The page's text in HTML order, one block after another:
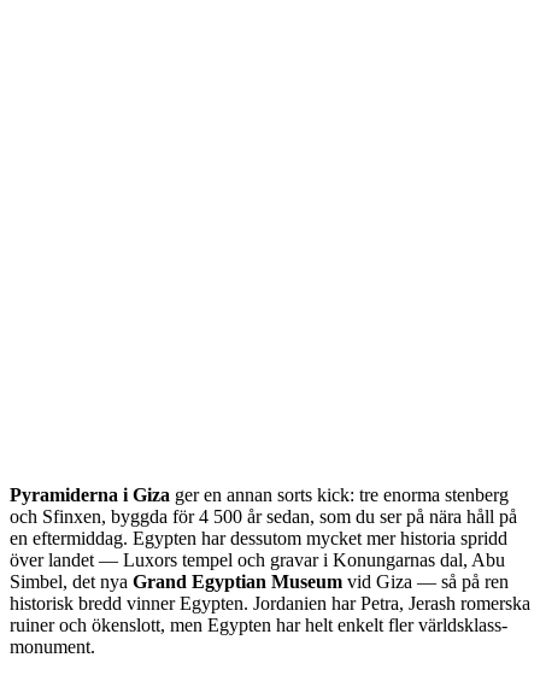
Pyramiderna i Giza ger en annan sorts kick: tre enorma stenberg
och Sfinxen, byggda för 4 500 år sedan, som du ser på nära håll på
en eftermiddag. Egypten har dessutom mycket mer historia spridd
över landet — Luxors tempel och gravar i Konungarnas dal, Abu
Simbel, det nya Grand Egyptian Museum vid Giza — så på ren
historisk bredd vinner Egypten. Jordanien har Petra, Jerash romerska
ruiner och ökenslott, men Egypten har helt enkelt fler världsklass-
monument.